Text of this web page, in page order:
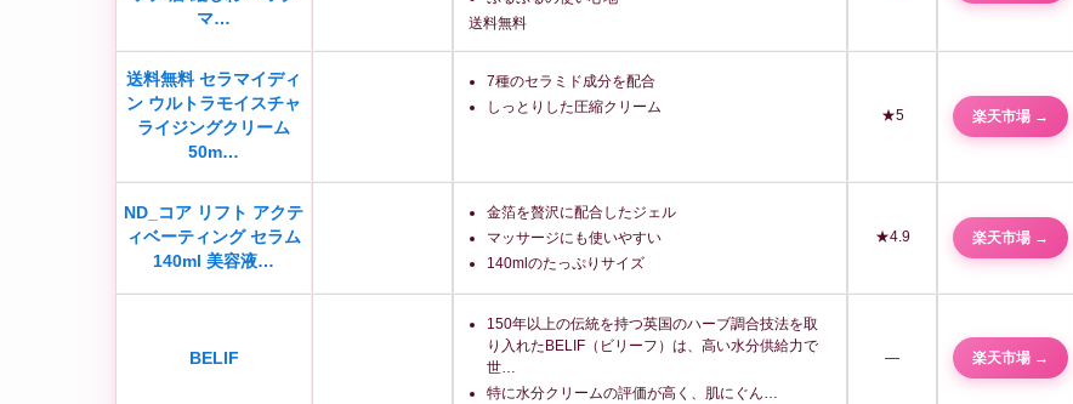
マ…
送料無料
送料無料 セラマイディ
ン ウルトラモイスチャ
ライジングクリーム
50m…
7種のセラミド成分を配合
しっとりした圧縮クリーム
★5 楽天市場 →
ND_コア リフト アクテ
ィベーティング セラム
140ml 美容液…
金箔を贅沢に配合したジェル
マッサージにも使いやすい
140mlのたっぷりサイズ
★4.9 楽天市場 →
BELIF
150年以上の伝統を持つ英国のハーブ調合技法を取
り入れたBELIF（ビリーフ）は、高い水分供給力で
世…
特に水分クリームの評価が高く、肌にぐん…
— 楽天市場 →